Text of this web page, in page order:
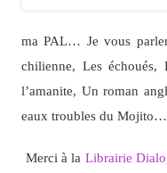
ma PAL… Je vous
chilienne, Les
l’amanite, Un roman
eaux troubles du Mojito…
Merci à la Librairie